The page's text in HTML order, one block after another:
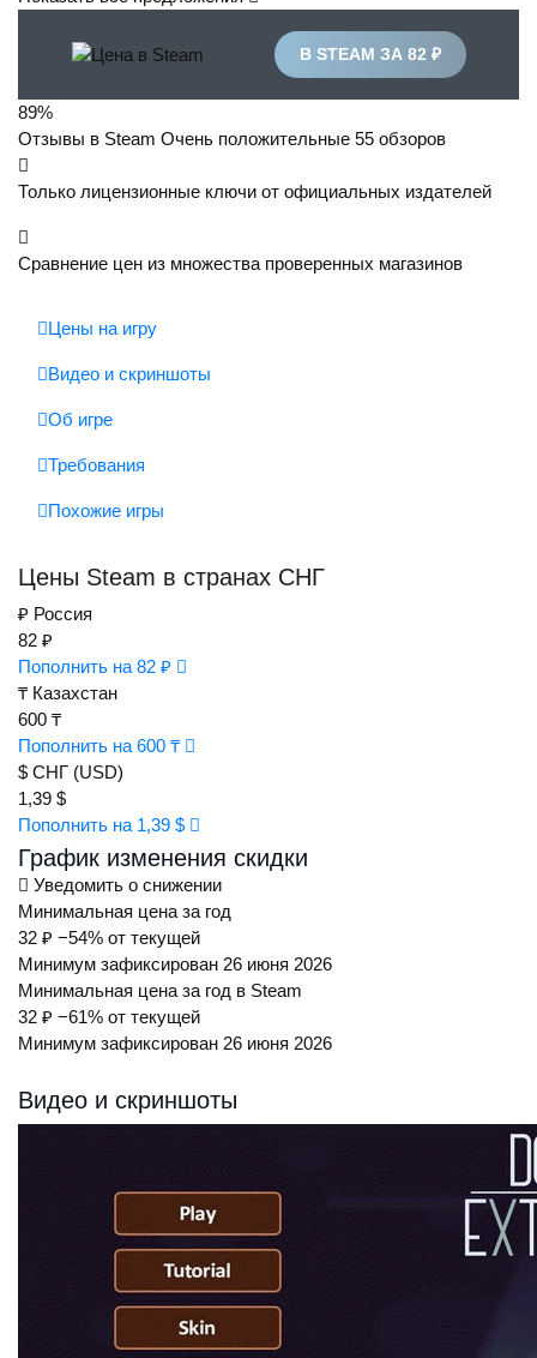
97 ₽
Купить
89%
Отзывы в Steam Очень положительные 55 обзоров
В STEAM ЗА 82 ₽
Только лицензионные ключи от официальных издателей
Сравнение цен из множества проверенных магазинов
Цены на игру
Видео и скриншоты
Об игре
Требования
Похожие игры
Цены Steam в странах СНГ
₽ Россия
82 ₽
Пополнить на 82 ₽
₸ Казахстан
600 ₸
Пополнить на 600 ₸
$ СНГ (USD)
1,39 $
Пополнить на 1,39 $
График изменения скидки
Уведомить о снижении
Минимальная цена за год
32 ₽ −54% от текущей
Минимум зафиксирован 26 июня 2026
Минимальная цена за год в Steam
32 ₽ −61% от текущей
Минимум зафиксирован 26 июня 2026
Видео и скриншоты